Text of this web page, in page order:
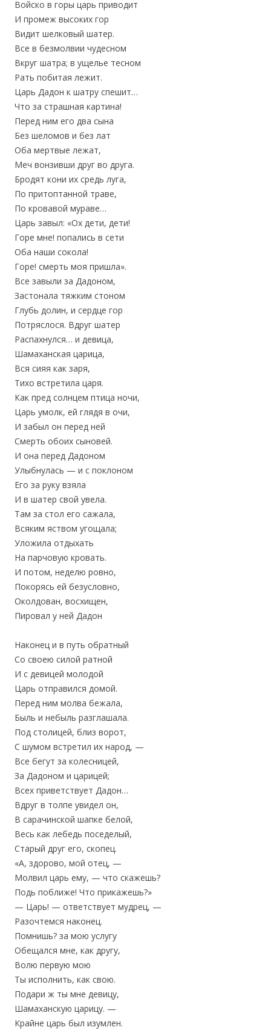
Войско в горы царь приводит
И промеж высоких гор
Видит шелковый шатер.
Все в безмолвии чудесном
Вкруг шатра; в ущелье тесном
Рать побитая лежит.
Царь Дадон к шатру спешит…
Что за страшная картина!
Перед ним его два сына
Без шеломов и без лат
Оба мертвые лежат,
Меч вонзивши друг во друга.
Бродят кони их средь луга,
По притоптанной траве,
По кровавой мураве…
Царь завыл: «Ох дети, дети!
Горе мне! попались в сети
Оба наши сокола!
Горе! смерть моя пришла».
Все завыли за Дадоном,
Застонала тяжким стоном
Глубь долин, и сердце гор
Потряслося. Вдруг шатер
Распахнулся… и девица,
Шамаханская царица,
Вся сияя как заря,
Тихо встретила царя.
Как пред солнцем птица ночи,
Царь умолк, ей глядя в очи,
И забыл он перед ней
Смерть обоих сыновей.
И она перед Дадоном
Улыбнулась — и с поклоном
Его за руку взяла
И в шатер свой увела.
Там за стол его сажала,
Всяким яством угощала;
Уложила отдыхать
На парчовую кровать.
И потом, неделю ровно,
Покорясь ей безусловно,
Околдован, восхищен,
Пировал у ней Дадон
Наконец и в путь обратный
Со своею силой ратной
И с девицей молодой
Царь отправился домой.
Перед ним молва бежала,
Быль и небыль разглашала.
Под столицей, близ ворот,
С шумом встретил их народ, —
Все бегут за колесницей,
За Дадоном и царицей;
Всех приветствует Дадон…
Вдруг в толпе увидел он,
В сарачинской шапке белой,
Весь как лебедь поседелый,
Старый друг его, скопец.
«А, здорово, мой отец, —
Молвил царь ему, — что скажешь?
Подь поближе! Что прикажешь?»
— Царь! — ответствует мудрец, —
Разочтемся наконец.
Помнишь? за мою услугу
Обещался мне, как другу,
Волю первую мою
Ты исполнить, как свою.
Подари ж ты мне девицу,
Шамаханскую царицу. —
Крайне царь был изумлен.